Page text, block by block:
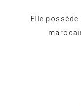
Elle possède